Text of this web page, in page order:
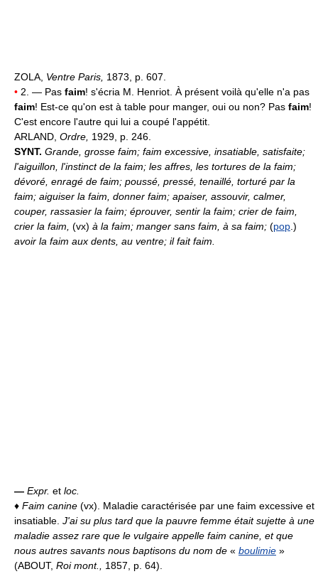
ZOLA, Ventre Paris, 1873, p. 607.
• 2. — Pas faim! s'écria M. Henriot. À présent voilà qu'elle n'a pas
faim! Est-ce qu'on est à table pour manger, oui ou non? Pas faim!
C'est encore l'autre qui lui a coupé l'appétit.
ARLAND, Ordre, 1929, p. 246.
SYNT. Grande, grosse faim; faim excessive, insatiable, satisfaite;
l'aiguillon, l'instinct de la faim; les affres, les tortures de la faim;
dévoré, enragé de faim; poussé, pressé, tenaillé, torturé par la
faim; aiguiser la faim, donner faim; apaiser, assouvir, calmer,
couper, rassasier la faim; éprouver, sentir la faim; crier de faim,
crier la faim, (vx) à la faim; manger sans faim, à sa faim; (pop.)
avoir la faim aux dents, au ventre; il fait faim.
— Expr. et loc.
♦ Faim canine (vx). Maladie caractérisée par une faim excessive et
insatiable. J'ai su plus tard que la pauvre femme était sujette à une
maladie assez rare que le vulgaire appelle faim canine, et que
nous autres savants nous baptisons du nom de « boulimie »
(ABOUT, Roi mont., 1857, p. 64).